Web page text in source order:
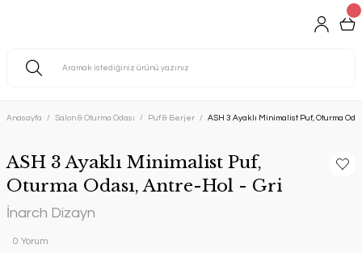
Anasayfa Salon & Oturma Odası Puf & Berjer ASH 3 Ayaklı Minimalist Puf, Oturma
ASH 3 Ayaklı Minimalist Puf,
Oturma Odası, Antre-Hol - Gri
İnarch Dizayn
0 Yorum